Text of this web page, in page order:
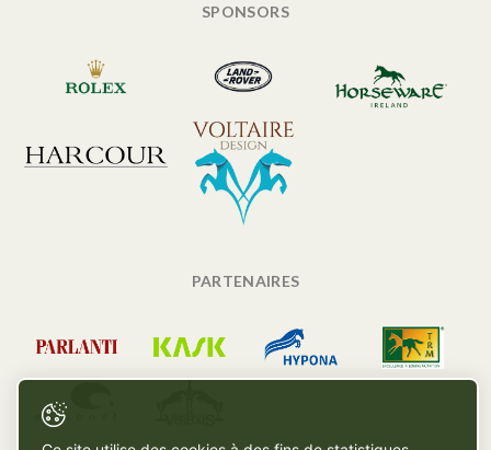
SPONSORS
PARTENAIRES